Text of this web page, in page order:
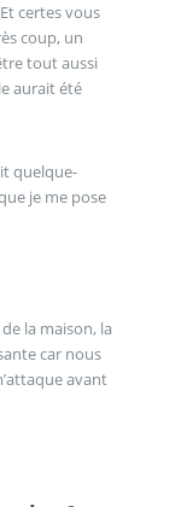
certes vous
coup, un
tout aussi
aurait été
quelque-
je me pose
la maison, la
car nous
avant